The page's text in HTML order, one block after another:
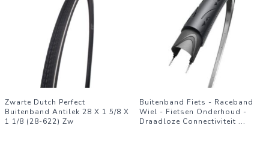
Zwarte Dutch Perfect
Buitenband Antilek 28 X 1 5/8 X
1 1/8 (28-622) Zw
Buitenband Fiets - Raceband
Wiel - Fietsen Onderhoud -
Draadloze Connectiviteit ...